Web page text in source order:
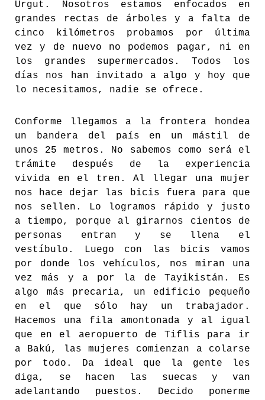
Urgut. Nosotros estamos enfocados en
grandes rectas de árboles y a falta de
cinco kilómetros probamos por última
vez y de nuevo no podemos pagar, ni en
los grandes supermercados. Todos los
días nos han invitado a algo y hoy que
lo necesitamos, nadie se ofrece.
Conforme llegamos a la frontera hondea
un bandera del país en un mástil de
unos 25 metros. No sabemos como será el
trámite después de la experiencia
vivida en el tren. Al llegar una mujer
nos hace dejar las bicis fuera para que
nos sellen. Lo logramos rápido y justo
a tiempo, porque al girarnos cientos de
personas entran y se llena el
vestíbulo. Luego con las bicis vamos
por donde los vehículos, nos miran una
vez más y a por la de Tayikistán. Es
algo más precaria, un edificio pequeño
en el que sólo hay un trabajador.
Hacemos una fila amontonada y al igual
que en el aeropuerto de Tiflis para ir
a Bakú, las mujeres comienzan a colarse
por todo. Da ideal que la gente les
diga, se hacen las suecas y van
adelantando puestos. Decido ponerme